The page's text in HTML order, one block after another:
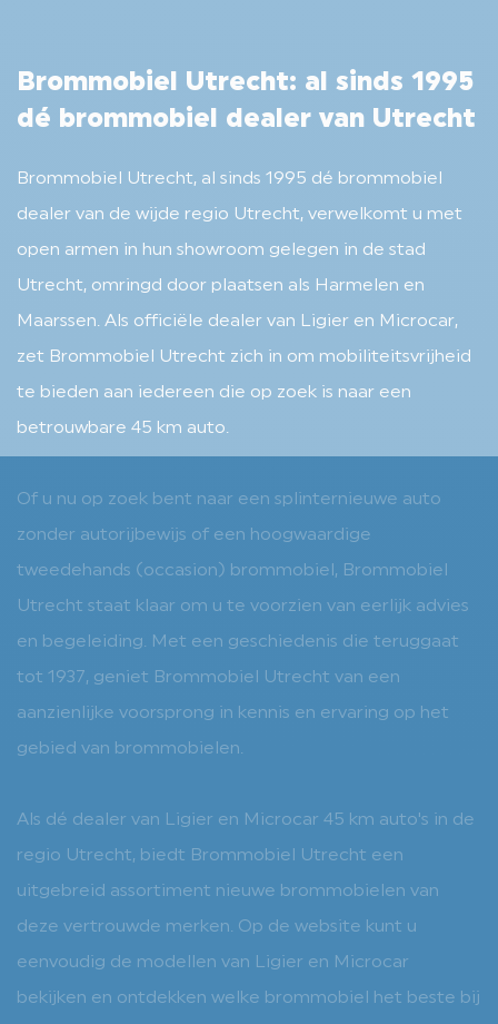
Brommobiel Utrecht: al sinds 1995
dé brommobiel dealer van Utrecht
Brommobiel Utrecht, al sinds 1995 dé brommobiel
dealer van de wijde regio Utrecht, verwelkomt u met
open armen in hun showroom gelegen in de stad
Utrecht, omringd door plaatsen als Harmelen en
Maarssen. Als officiële dealer van Ligier en Microcar,
zet Brommobiel Utrecht zich in om mobiliteitsvrijheid
te bieden aan iedereen die op zoek is naar een
betrouwbare 45 km auto.
Of u nu op zoek bent naar een splinternieuwe auto
zonder autorijbewijs of een hoogwaardige
tweedehands (occasion) brommobiel, Brommobiel
Utrecht staat klaar om u te voorzien van eerlijk advies
en begeleiding. Met een geschiedenis die teruggaat
tot 1937, geniet Brommobiel Utrecht van een
aanzienlijke voorsprong in kennis en ervaring op het
gebied van brommobielen.
Als dé dealer van Ligier en Microcar 45 km auto's in de
regio Utrecht, biedt Brommobiel Utrecht een
uitgebreid assortiment nieuwe brommobielen van
deze vertrouwde merken. Op de website kunt u
eenvoudig de modellen van Ligier en Microcar
bekijken en ontdekken welke brommobiel het beste bij